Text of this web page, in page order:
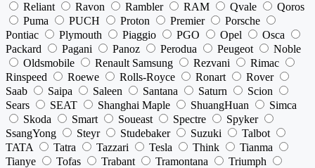
Reliant
Ravon Rambler RAM Qvale
Qoros
Puma
PUCH Proton Premier
Porsche
Pontiac
Plymouth Piaggio PGO Opel
Osca
Packard
Pagani Panoz Perodua Peugeot
Noble
Oldsmobile
Renault Samsung Rezvani
Rimac
Rinspeed
Roewe Rolls-Royce Ronart
Rover
Saab
Saipa Saleen Santana Saturn
Scion
Sears
SEAT Shanghai Maple ShuangHuan
Simca
Skoda
Smart Soueast Spectre
Spyker
SsangYong
Steyr Studebaker Suzuki
Talbot
TATA
Tatra Tazzari Tesla Think
Tianma
Tianye
Tofas Trabant Tramontana
Triumph